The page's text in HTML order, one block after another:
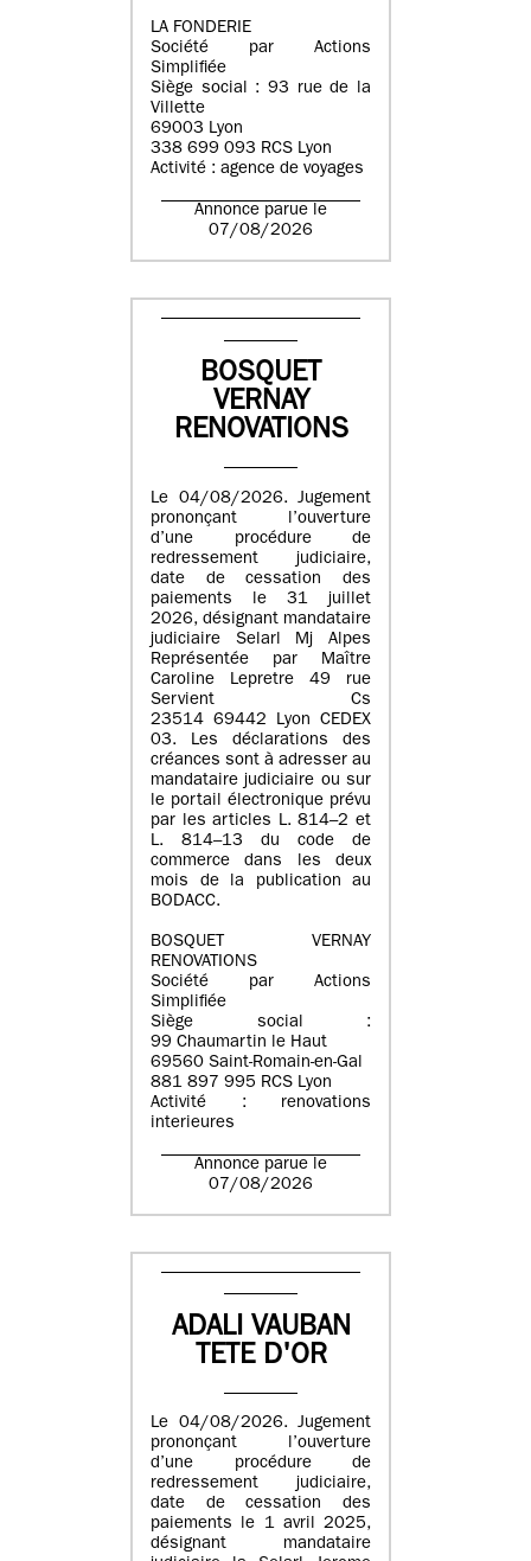
LA FONDERIE
Société par Actions
Simplifiée
Siège social : 93 rue de la
Villette
69003 Lyon
338 699 093 RCS Lyon
Activité : agence de voyages
Annonce parue le
07/08/2026
BOSQUET
VERNAY
RENOVATIONS
Le 04/08/2026. Jugement
prononçant l’ouverture
d’une procédure de
redressement judiciaire,
date de cessation des
paiements le 31 juillet
2026, désignant mandataire
judiciaire Selarl Mj Alpes
Représentée par Maître
Caroline Lepretre 49 rue
Servient Cs
23514 69442 Lyon CEDEX
03. Les déclarations des
créances sont à adresser au
mandataire judiciaire ou sur
le portail électronique prévu
par les articles L. 814–2 et
L. 814–13 du code de
commerce dans les deux
mois de la publication au
BODACC.
BOSQUET VERNAY
RENOVATIONS
Société par Actions
Simplifiée
Siège social :
99 Chaumartin le Haut
69560 Saint-Romain-en-Gal
881 897 995 RCS Lyon
Activité : renovations
interieures
Annonce parue le
07/08/2026
ADALI VAUBAN
TETE D'OR
Le 04/08/2026. Jugement
prononçant l’ouverture
d’une procédure de
redressement judiciaire,
date de cessation des
paiements le 1 avril 2025,
désignant mandataire